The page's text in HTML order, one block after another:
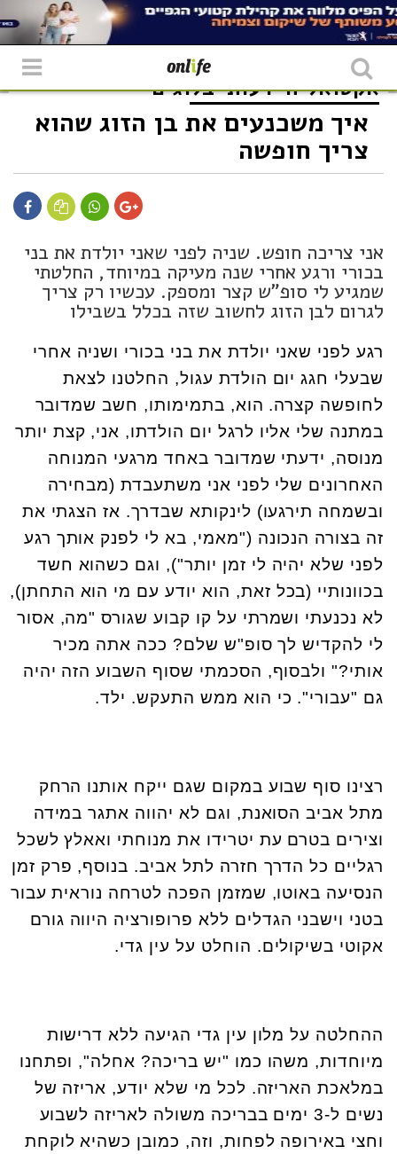
אקטואליה דעות בלוגים
איך משכנעים את בן הזוג שהוא
צריך חופשה
אני צריכה חופש. שניה לפני שאני יולדת את בני
בכורי ורגע אחרי שנה מעיקה במיוחד, החלטתי
שמגיע לי סופ"ש קצר ומספק. עכשיו רק צריך
לגרום לבן הזוג לחשוב שזה בכלל בשבילו
רגע לפני שאני יולדת את בני בכורי ושניה אחרי
שבעלי חגג יום הולדת עגול, החלטנו לצאת
לחופשה קצרה. הוא, בתמימותו, חשב שמדובר
במתנה שלי אליו לרגל יום הולדתו, אני, קצת יותר
מנוסה, ידעתי שמדובר באחד מרגעי המנוחה
האחרונים שלי לפני אני משתעבדת (מבחירה
ובשמחה תירגעו) לינקותא שבדרך. אז הצגתי את
זה בצורה הנכונה ("מאמי, בא לי לפנק אותך רגע
לפני שלא יהיה לי זמן יותר"), וגם כשהוא חשד
בכוונותיי (בכל זאת, הוא יודע עם מי הוא התחתן),
לא נכנעתי ושמרתי על קו קבוע שגורס "מה, אסור
לי להקדיש לך סופ"ש שלם? ככה אתה מכיר
אותי?" ולבסוף, הסכמתי שסוף השבוע הזה יהיה
גם "עבורי". כי הוא ממש התעקש. ילד.
רצינו סוף שבוע במקום שגם ייקח אותנו הרחק
מתל אביב הסואנת, וגם לא יהווה אתגר במידה
וצירים בטרם עת יטרידו את מנוחתי ואאלץ לשכל
רגליים כל הדרך חזרה לתל אביב. בנוסף, פרק זמן
הנסיעה באוטו, שמזמן הפכה לטרחה נוראית עבור
בטני וישבני הגדלים ללא פרופורציה היווה גורם
אקוטי בשיקולים. הוחלט על עין גדי.
ההחלטה על מלון עין גדי הגיעה ללא דרישות
מיוחדות, משהו כמו "יש בריכה? אחלה", ופתחנו
במלאכת האריזה. לכל מי שלא יודע, אריזה של
נשים ל-3 ימים בבריכה משולה לאריזה לשבוע
וחצי באירופה לפחות, וזה, כמובן כשהיא לוקחת